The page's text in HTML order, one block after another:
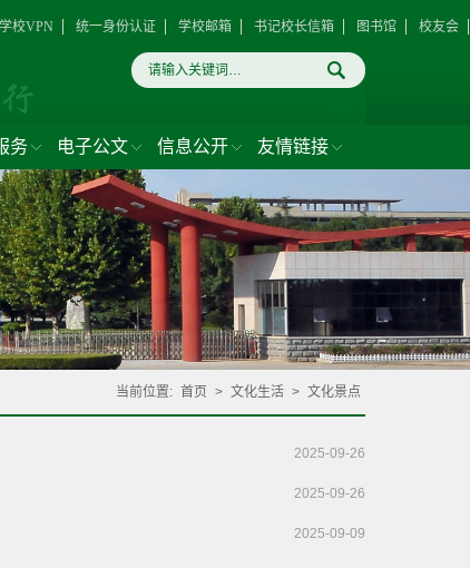
学校VPN 统一身份认证 学校邮箱 书记校长信箱 图书馆 校友会
务 电子公文 信息公开 友情链接
当前位置: 首页 > 文化生活 > 文化景点
2025-09-26
2025-09-26
2025-09-09